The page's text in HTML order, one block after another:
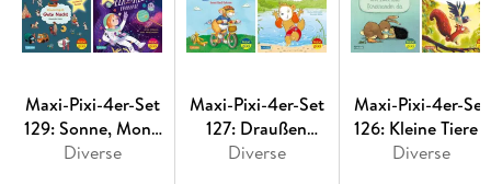
Maxi-Pixi-4er-Set
129: Sonne, Mond
und Sterne leuchten
Diverse
Maxi-Pixi-4er-Set
127: Draußen
unterwegs (4x1
Diverse
Maxi-Pixi-4er-Set
126: Kleine Tiere -
große Gefühle
Diverse